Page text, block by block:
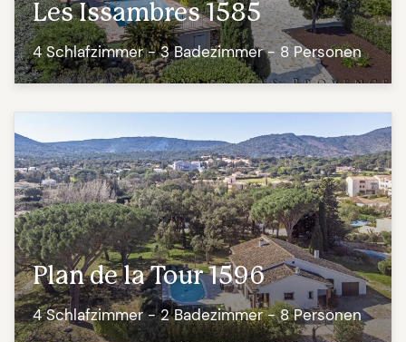
Les Issambres 1585
4 Schlafzimmer - 3 Badezimmer - 8 Personen
Plan de la Tour 1596
4 Schlafzimmer - 2 Badezimmer - 8 Personen